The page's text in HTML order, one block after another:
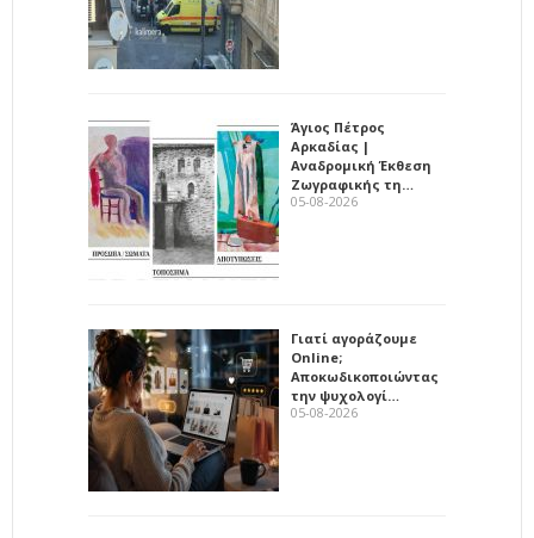
Άγιος Πέτρος
Αρκαδίας |
Αναδρομική Έκθεση
Ζωγραφικής τη…
05-08-2026
Γιατί αγοράζουμε
Online;
Αποκωδικοποιώντας
την ψυχολογί…
05-08-2026